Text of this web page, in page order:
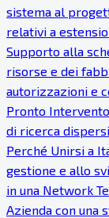
sistema al
relativi a
Supporto alla
risorse e dei
autorizzazioni e
Pronto
di ricerca
Perché Unirsi a
gestione e allo
in una Network
Azienda con una